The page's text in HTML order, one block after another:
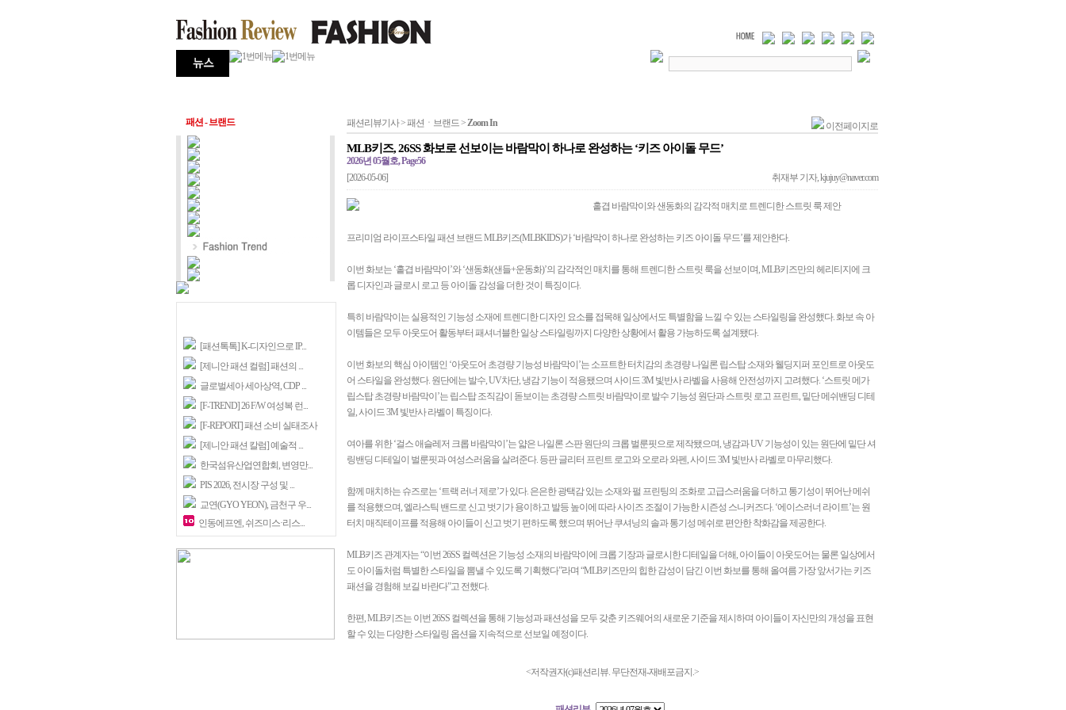
패션 - 브랜드
[패션톡톡] K-디자인으로 IP...
[제니안 패션 컬럼] 패션의 ...
글로벌세아 세아상역, CDP ...
[F-TREND] 26 F/W 여성복 런...
[F-REPORT] 패션 소비 실태조사
[제니안 패션 칼럼] 예술적 ...
한국섬유산업연합회, 변영만...
PIS 2026, 전시장 구성 및 ...
교연(GYO YEON), 금천구 우...
인동에프엔, 쉬즈미스·리스...
패션리뷰기사 > 패션ㆍ브랜드 >Zoom In 이전페이지로
MLB키즈, 26SS 화보로 선보이는 바람막이 하나로 완성하는 ‘키즈 아이돌 무드’
2026년 05월호, Page56
[2026-05-06]
취재부 기자, kjujuy@naver.com
홑겹 바람막이와 샌동화의 감각적 매치로 트렌디한 스트릿 룩 제안
프리미엄 라이프스타일 패션 브랜드 MLB키즈(MLBKIDS)가 ‘바람막이 하나로 완성하는 키즈 아이돌 무드’를 제안한다.
이번 화보는 ‘홑겹 바람막이’와 ‘샌동화(샌들+운동화)’의 감각적인 매치를 통해 트렌디한 스트릿 룩을 선보이며, MLB키즈만의 헤리티지에 크
롭 디자인과 글로시 로고 등 아이돌 감성을 더한 것이 특징이다.
특히 바람막이는 실용적인 기능성 소재에 트렌디한 디자인 요소를 접목해 일상에서도 특별함을 느낄 수 있는 스타일링을 완성했다. 화보 속 아
이템들은 모두 아웃도어 활동부터 패셔너블한 일상 스타일링까지 다양한 상황에서 활용 가능하도록 설계됐다.
이번 화보의 핵심 아이템인 ‘아웃도어 초경량 기능성 바람막이’는 소프트한 터치감의 초경량 나일론 립스탑 소재와 웰딩지퍼 포인트로 아웃도
어 스타일을 완성했다. 원단에는 발수, UV차단, 냉감 기능이 적용됐으며 사이드 3M 빛반사 라벨을 사용해 안전성까지 고려했다. ‘스트릿 메가
립스탑 초경량 바람막이’는 립스탑 조직감이 돋보이는 초경량 스트릿 바람막이로 발수 기능성 원단과 스트릿 로고 프린트, 밑단 메쉬밴딩 디테
일, 사이드 3M 빛반사 라벨이 특징이다.
여아를 위한 ‘걸스 애슬레저 크롭 바람막이’는 얇은 나일론 스판 원단의 크롭 벌룬핏으로 제작됐으며, 냉감과 UV 기능성이 있는 원단에 밑단 셔
링밴딩 디테일이 벌룬핏과 여성스러움을 살려준다. 등판 글리터 프린트 로고와 오로라 와펜, 사이드 3M 빛반사 라벨로 마무리했다.
함께 매치하는 슈즈로는 ‘트랙 러너 제로’가 있다. 은은한 광택감 있는 소재와 펄 프린팅의 조화로 고급스러움을 더하고 통기성이 뛰어난 메쉬
를 적용했으며, 엘라스틱 밴드로 신고 벗기가 용이하고 발등 높이에 따라 사이즈 조절이 가능한 시즌성 스니커즈다. ‘에이스러너 라이트’는 원
터치 매직테이프를 적용해 아이들이 신고 벗기 편하도록 했으며 뛰어난 쿠셔닝의 솔과 통기성 메쉬로 편안한 착화감을 제공한다.
MLB키즈 관계자는 “이번 26SS 컬렉션은 기능성 소재의 바람막이에 크롭 기장과 글로시한 디테일을 더해, 아이들이 아웃도어는 물론 일상에서
도 아이돌처럼 특별한 스타일을 뽐낼 수 있도록 기획했다”라며 “MLB키즈만의 힙한 감성이 담긴 이번 화보를 통해 올여름 가장 앞서가는 키즈
패션을 경험해 보길 바란다”고 전했다.
한편, MLB키즈는 이번 26SS 컬렉션을 통해 기능성과 패션성을 모두 갖춘 키즈웨어의 새로운 기준을 제시하며 아이들이 자신만의 개성을 표현
할 수 있는 다양한 스타일링 옵션을 지속적으로 선보일 예정이다.
<저작권자(c)패션리뷰. 무단전재-재배포금지.>